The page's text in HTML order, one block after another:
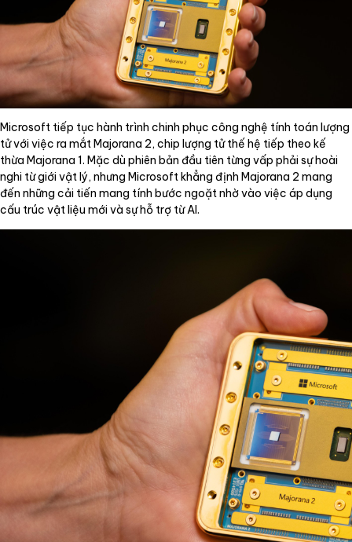
Microsoft tiếp tục hành trình chinh phục công nghệ tính toán lượng
tử với việc ra mắt Majorana 2, chip lượng tử thế hệ tiếp theo kế
thừa Majorana 1. Mặc dù phiên bản đầu tiên từng vấp phải sự hoài
nghi từ giới vật lý, nhưng Microsoft khẳng định Majorana 2 mang
đến những cải tiến mang tính bước ngoặt nhờ vào việc áp dụng
cấu trúc vật liệu mới và sự hỗ trợ từ AI.